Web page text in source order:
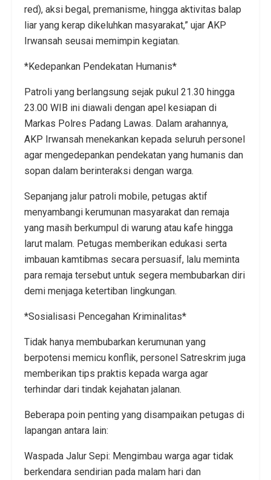
red), aksi begal, premanisme, hingga aktivitas balap
liar yang kerap dikeluhkan masyarakat,” ujar AKP
Irwansah seusai memimpin kegiatan.
*Kedepankan Pendekatan Humanis*
Patroli yang berlangsung sejak pukul 21.30 hingga
23.00 WIB ini diawali dengan apel kesiapan di
Markas Polres Padang Lawas. Dalam arahannya,
AKP Irwansah menekankan kepada seluruh personel
agar mengedepankan pendekatan yang humanis dan
sopan dalam berinteraksi dengan warga.
Sepanjang jalur patroli mobile, petugas aktif
menyambangi kerumunan masyarakat dan remaja
yang masih berkumpul di warung atau kafe hingga
larut malam. Petugas memberikan edukasi serta
imbauan kamtibmas secara persuasif, lalu meminta
para remaja tersebut untuk segera membubarkan diri
demi menjaga ketertiban lingkungan.
*Sosialisasi Pencegahan Kriminalitas*
Tidak hanya membubarkan kerumunan yang
berpotensi memicu konflik, personel Satreskrim juga
memberikan tips praktis kepada warga agar
terhindar dari tindak kejahatan jalanan.
Beberapa poin penting yang disampaikan petugas di
lapangan antara lain:
Waspada Jalur Sepi: Mengimbau warga agar tidak
berkendara sendirian pada malam hari dan